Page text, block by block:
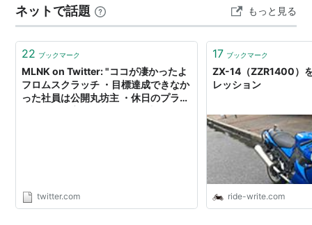
ネットで話題 もっと見る
22 ブックマーク
MLNK on Twitter: "ココが凄かったよ
フロムスクラッチ ・目標達成できなか
った社員は公開丸坊主 ・休日のプライ
twitter.com
17 ブックマーク
ZX-14（ZZR1400）
レッション
ride-write.com